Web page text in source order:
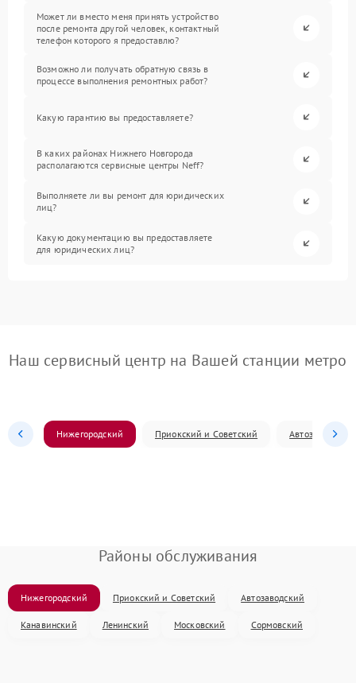
Может ли вместо меня принять устройство
после ремонта другой человек, контактный
телефон которого я предоставлю?
Возможно ли получать обратную связь в
процессе выполнения ремонтных работ?
Какую гарантию вы предоставляете?
В каких районах Нижнего Новгорода
располагаются сервисные центры Neff?
Выполняете ли вы ремонт для юридических
лиц?
Какую документацию вы предоставляете
для юридических лиц?
Наш сервисный центр на Вашей станции метро
Нижегородский Приокский и Советский Автозаводский
Районы обслуживания
Нижегородский Приокский и Советский Автозаводский
Канавинский Ленинский Московский Сормовский